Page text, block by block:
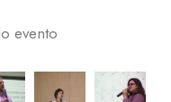
evento